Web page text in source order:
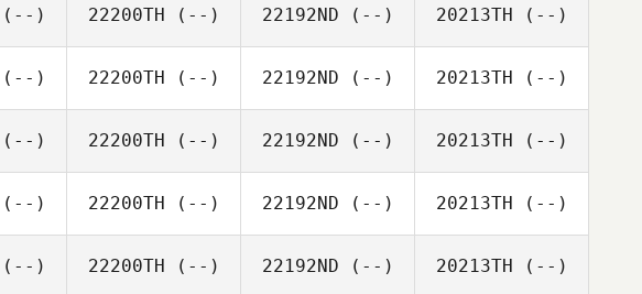
(--) 22200TH (--) 22192ND (--) 20213TH (--)
(--) 22200TH (--) 22192ND (--) 20213TH (--)
(--) 22200TH (--) 22192ND (--) 20213TH (--)
(--) 22200TH (--) 22192ND (--) 20213TH (--)
(--) 22200TH (--) 22192ND (--) 20213TH (--)